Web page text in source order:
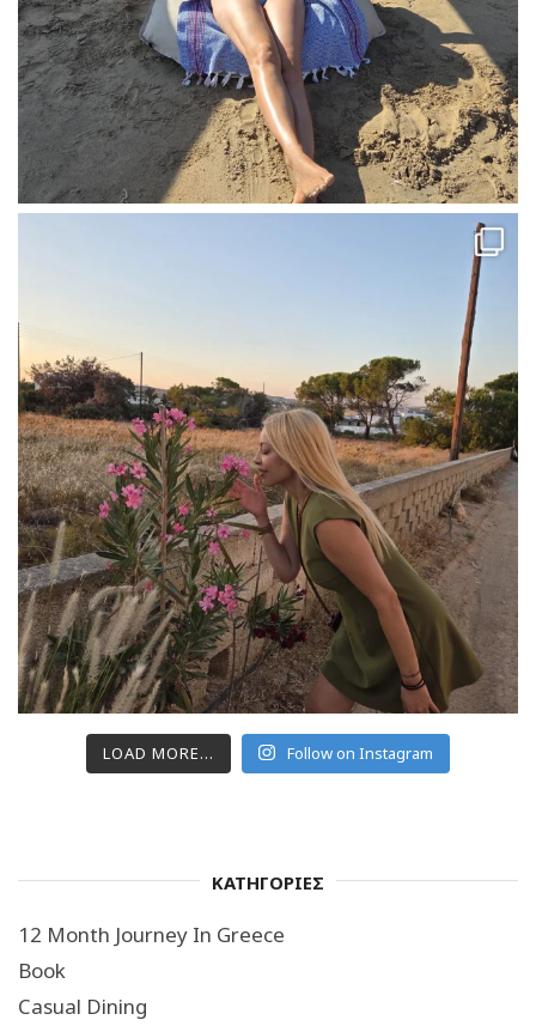
LOAD MORE... Follow on Instagram
ΚΑΤΗΓΟΡΙΕΣ
12 Month Journey In Greece
Book
Casual Dining